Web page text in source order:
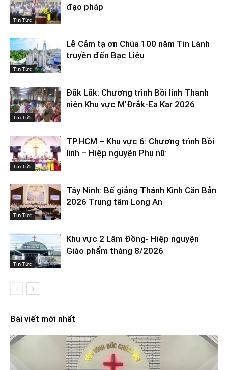
Tin Tức
đạo pháp
Tin Tức
Lễ Cảm tạ ơn Chúa 100 năm Tin Lành
truyền đến Bạc Liêu
Tin Tức
Đắk Lắk: Chương trình Bồi linh Thanh
niên Khu vực M’Đrắk-Ea Kar 2026
Tin Tức
TP.HCM – Khu vực 6: Chương trình Bồi
linh – Hiệp nguyện Phụ nữ
Tin Tức
Tây Ninh: Bế giảng Thánh Kinh Căn Bản
2026 Trung tâm Long An
Tin Tức
Khu vực 2 Lâm Đồng- Hiệp nguyện
Giáo phẩm tháng 8/2026
Bài viết mới nhất